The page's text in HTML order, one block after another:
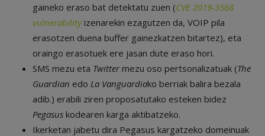
gaineko eraso bat detektatu zuen (CVE 2019-3568
vulnerability izenarekin ezagutzen da, VOIP pila
erasotzen duena buffer gainezkatzen bitartez), eta
oraingo erasotuek ere jasan dute eraso hori.
SMS mezu eta Twittermezu oso pertsonalizatuak (The
Guardian edo La Vanguardiako berriak balira bezala
adib.) erabili ziren proposatutako esteken bidez
Pegasus kodearen karga aktibatzeko.
Ikerketan jabetu dira Pegasus kargatzeko domeinuak